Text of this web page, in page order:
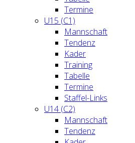
Termine
U15 (C1)
Mannschaft
Tendenz
Kader
Training
Tabelle
Termine
Staffel-Links
U14 (C2)
Mannschaft
Tendenz